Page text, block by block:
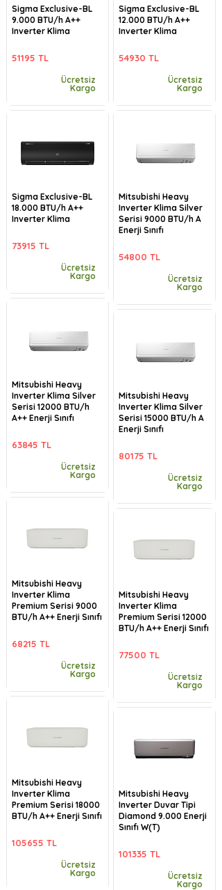
Sigma Exclusive-BL
9.000 BTU/h A++
Inverter Klima
51195 TL
Ücretsiz
Kargo
Sigma Exclusive-BL
18.000 BTU/h A++
Inverter Klima
73915 TL
Ücretsiz
Kargo
Mitsubishi Heavy
Inverter Klima Silver
Serisi 12000 BTU/h
A++ Enerji Sınıfı
63845 TL
Ücretsiz
Kargo
Mitsubishi Heavy
Inverter Klima
Premium Serisi 9000
BTU/h A++ Enerji Sınıfı
68215 TL
Ücretsiz
Kargo
Mitsubishi Heavy
Inverter Klima
Premium Serisi 18000
BTU/h A++ Enerji Sınıfı
105655 TL
Ücretsiz
Kargo
Sigma Exclusive-BL
12.000 BTU/h A++
Inverter Klima
54930 TL
Ücretsiz
Kargo
Mitsubishi Heavy
Inverter Klima Silver
Serisi 9000 BTU/h A
Enerji Sınıfı
54800 TL
Ücretsiz
Kargo
Mitsubishi Heavy
Inverter Klima Silver
Serisi 15000 BTU/h A
Enerji Sınıfı
80175 TL
Ücretsiz
Kargo
Mitsubishi Heavy
Inverter Klima
Premium Serisi 12000
BTU/h A++ Enerji Sınıfı
77500 TL
Ücretsiz
Kargo
Mitsubishi Heavy
Inverter Duvar Tipi
Diamond 9.000 Enerji
Sınıfı W(T)
101335 TL
Ücretsiz
Kargo